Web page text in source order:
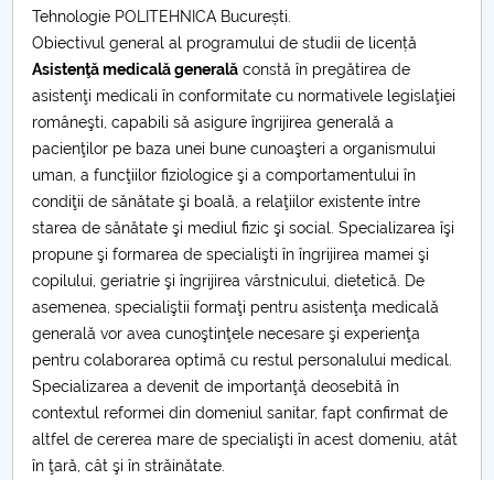
Studenți
Ghiduri pentru STUDENȚI
Relații Publice
Relații Internaționale
PNRR
Proiect PRIM STUD
Proiect SU-ETIC
Protecția datelor personale
UNIVERSITATE pentru comunitate
Tehnologie POLITEHNICA București.
Obiectivul general al programului de studii de licență
Asistenţă medicală generală constă în pregătirea de
asistenţi medicali în conformitate cu normativele legislaţiei
româneşti, capabili să asigure îngrijirea generală a
pacienţilor pe baza unei bune cunoaşteri a organismului
uman, a funcţiilor fiziologice şi a comportamentului în
condiţii de sănătate şi boală, a relaţiilor existente între
starea de sănătate şi mediul fizic şi social. Specializarea îşi
propune şi formarea de specialişti în îngrijirea mamei şi
copilului, geriatrie şi îngrijirea vârstnicului, dietetică. De
asemenea, specialiştii formaţi pentru asistenţa medicală
generală vor avea cunoştinţele necesare şi experienţa
pentru colaborarea optimă cu restul personalului medical.
Specializarea a devenit de importanţă deosebită în
contextul reformei din domeniul sanitar, fapt confirmat de
altfel de cererea mare de specialişti în acest domeniu, atât
în ţară, cât şi în străinătate.